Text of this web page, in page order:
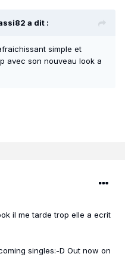
a dit :
simple et
avec son nouveau look a
il me tarde trop elle a ecrit
singles:-D Out now on